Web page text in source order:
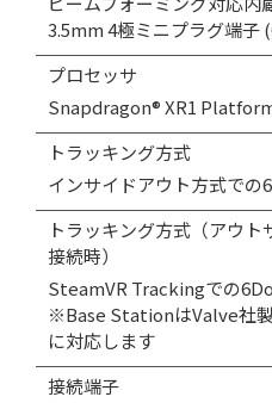
3.5mm 4極ミニプラグ端子
プロセッサ
Snapdragon® XR1
トラッキング方式
インサイドアウト方式で
トラッキング方式（アウ
接続時）
SteamVR Trackingでの
※Base StationはValve社
に対応します
接続端子